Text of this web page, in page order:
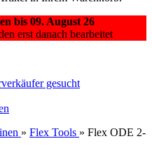
bis 09. August 26
erst danach bearbeitet
gesucht
» Flex Tools » Flex ODE 2-